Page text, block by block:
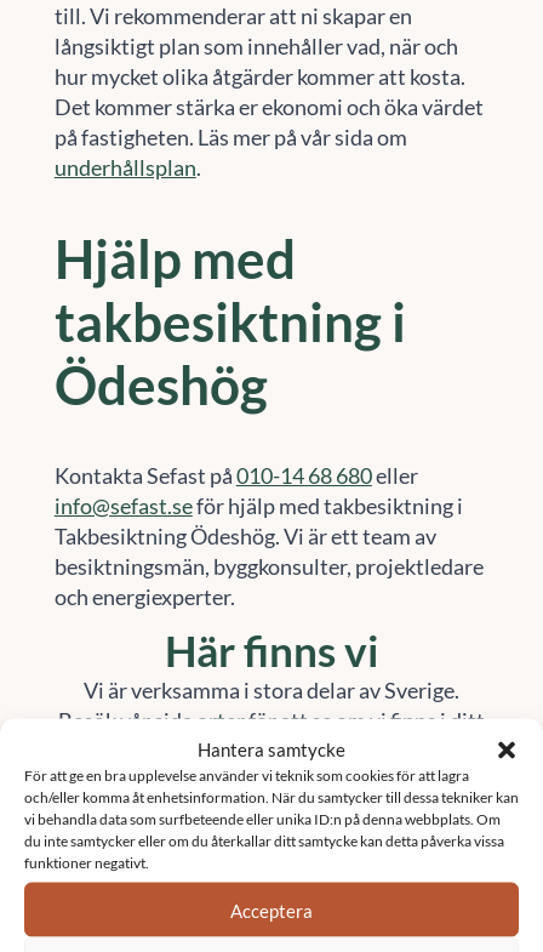
Hantera samtycke
För att ge en bra upplevelse använder vi teknik som cookies för att lagra
och/eller komma åt enhetsinformation. När du samtycker till dessa tekniker kan
vi behandla data som surfbeteende eller unika ID:n på denna webbplats. Om
du inte samtycker eller om du återkallar ditt samtycke kan detta påverka vissa
funktioner negativt.
Acceptera
till. Vi rekommenderar att ni skapar en
långsiktigt plan som innehåller vad, när och
hur mycket olika åtgärder kommer att kosta.
Det kommer stärka er ekonomi och öka värdet
på fastigheten. Läs mer på vår sida om
underhållsplan.
Hjälp med
takbesiktning i
Ödeshög
Kontakta Sefast på010-14 68 680eller
info@sefast.seför hjälp med takbesiktning i
Takbesiktning Ödeshög. Vi är ett team av
besiktningsmän, byggkonsulter, projektledare
och energiexperter.
Här finns vi
Vi är verksamma i stora delar av Sverige.
Besök vår sida orterför att se om vi finns i ditt
område
Kontakta oss
Namn*